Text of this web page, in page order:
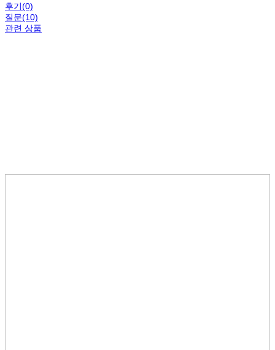
후기(0)
질문(10)
관련 상품